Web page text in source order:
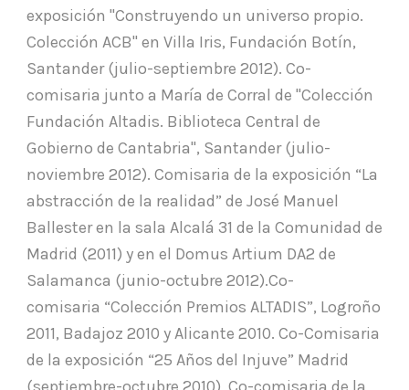
exposición "Construyendo un universo propio.
Colección ACB" en Villa Iris, Fundación Botín,
Santander (julio-septiembre 2012). Co-
comisaria junto a María de Corral de "Colección
Fundación Altadis. Biblioteca Central de
Gobierno de Cantabria", Santander (julio-
noviembre 2012). Comisaria de la exposición “La
abstracción de la realidad” de José Manuel
Ballester en la sala Alcalá 31 de la Comunidad de
Madrid (2011) y en el Domus Artium DA2 de
Salamanca (junio-octubre 2012).Co-
comisaria “Colección Premios ALTADIS”, Logroño
2011, Badajoz 2010 y Alicante 2010. Co-Comisaria
de la exposición “25 Años del Injuve” Madrid